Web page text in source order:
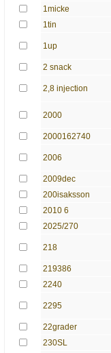
1micke
1tin
1up
2 snack
2,8 injection
2000
2000162740
2006
2009dec
200isaksson
2010 6
2025/270
218
219386
2240
2295
22grader
230SL